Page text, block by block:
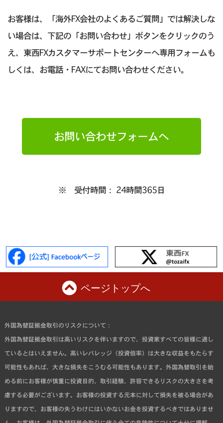
お客様は、「海外FX会社のよくあるご質問」では解決しな
い場合は、下記の「お問い合わせ」ボタンをクリックのう
え、東西FXカスタマーサポートセンターへ専用フォームも
しくは、お電話・FAXにてお問い合わせください。
お問い合わせフォームへ
※ 受付時間： 24時間365日
ページトップへ
外国為替証拠金取引のリスクについて：
外国為替証拠金取引は高いリスクを伴いますので、投資家すべての皆様に適し
ているとはいえません。高いレバレッジ（投資倍率）は大きな収益をもたらす
可能性もあれば、大きな損失をこうむる可能性もあります。外国為替取引を始
める前にお客様が慎重に投資目的、取引経験、許容できるリスクの大きさを考
慮する必要がございます。お客様の投資する元本に対して損失を被る場合があ
りますので、お客様の失うわけにはいかないお金を投資するべきではありませ